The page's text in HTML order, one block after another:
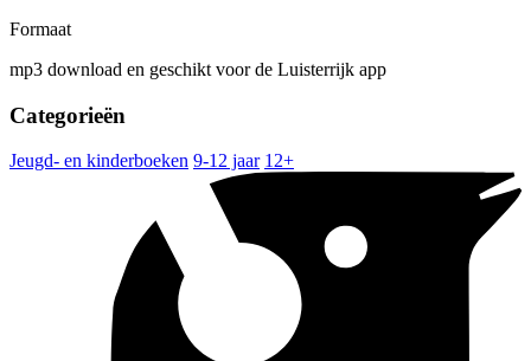
Formaat
mp3 download en geschikt voor de Luisterrijk app
Categorieën
Jeugd- en kinderboeken 9-12 jaar 12+